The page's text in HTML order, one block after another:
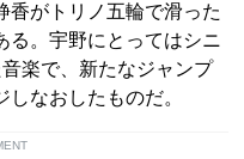
香がトリノ五輪で滑った
る。宇野にとってはシニ
楽で、新たなジャンプ
なおしたものだ。